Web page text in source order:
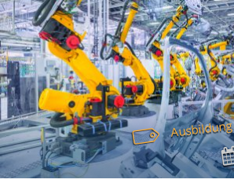
Ausbildung